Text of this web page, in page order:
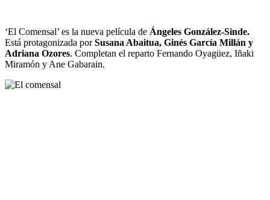
‘El Comensal’ es la nueva película de Ángeles González-Sinde.
Está protagonizada porSusana Abaitua, Ginés García Millán y
Adriana Ozores. Completan el reparto Fernando Oyagüez, Iñaki
Miramón y Ane Gabarain.